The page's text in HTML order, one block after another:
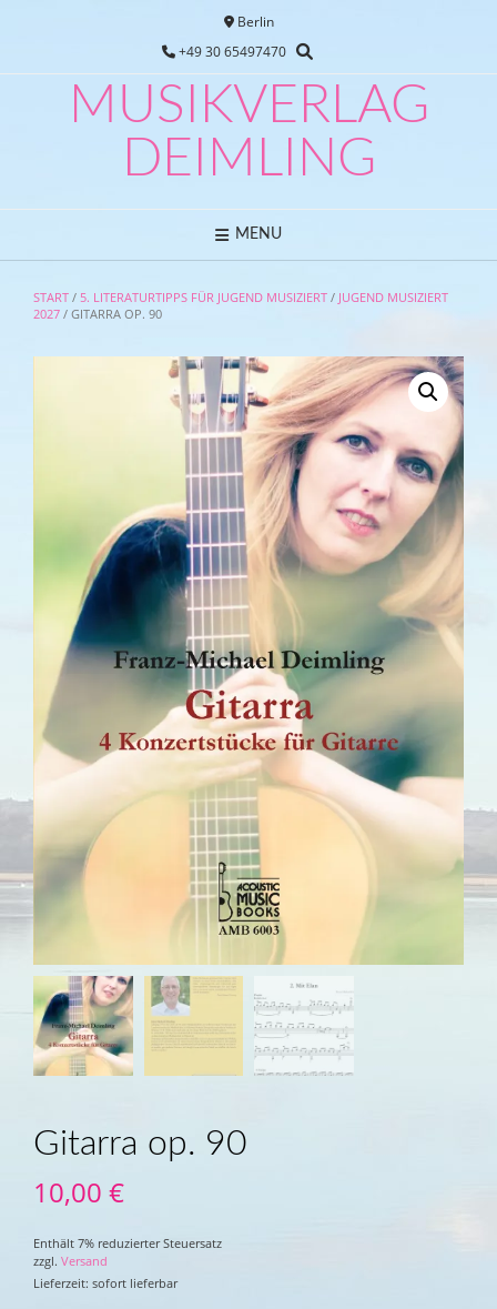
Berlin
+49 30 65497470
MUSIKVERLAG
DEIMLING
MENU
START / 5. LITERATURTIPPS FÜR JUGEND MUSIZIERT / JUGEND MUSIZIERT
2027 / GITARRA OP. 90
Gitarra op. 90
10,00 €
Enthält 7% reduzierter Steuersatz
zzgl. Versand
Lieferzeit: sofort lieferbar